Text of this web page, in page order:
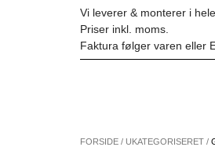
Vi leverer & monterer i
Priser inkl. moms.
Faktura følger varen eller
FORSIDE / UKATEGORISERET /